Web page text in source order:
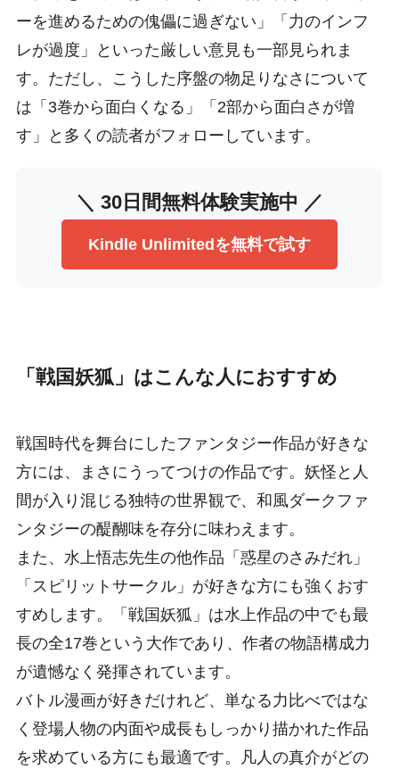
ーを進めるための傀儡に過ぎない」「力のインフ
レが過度」といった厳しい意見も一部見られま
す。ただし、こうした序盤の物足りなさについて
は「3巻から面白くなる」「2部から面白さが増
す」と多くの読者がフォローしています。
＼ 30日間無料体験実施中 ／
Kindle Unlimitedを無料で試す
「戦国妖狐」はこんな人におすすめ
戦国時代を舞台にしたファンタジー作品が好きな
方には、まさにうってつけの作品です。妖怪と人
間が入り混じる独特の世界観で、和風ダークファ
ンタジーの醍醐味を存分に味わえます。
また、水上悟志先生の他作品「惑星のさみだれ」
「スピリットサークル」が好きな方にも強くおす
すめします。「戦国妖狐」は水上作品の中でも最
長の全17巻という大作であり、作者の物語構成力
が遺憾なく発揮されています。
バトル漫画が好きだけれど、単なる力比べではな
く登場人物の内面や成長もしっかり描かれた作品
を求めている方にも最適です。凡人の真介がどの